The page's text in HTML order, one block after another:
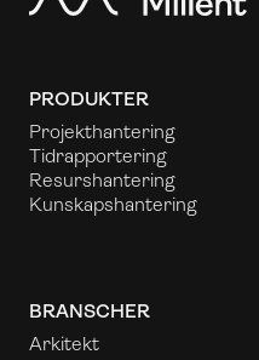
PRODUKTER
Projekthantering
Tidrapportering
Resurshantering
Kunskapshantering
BRANSCHER
Arkitekt